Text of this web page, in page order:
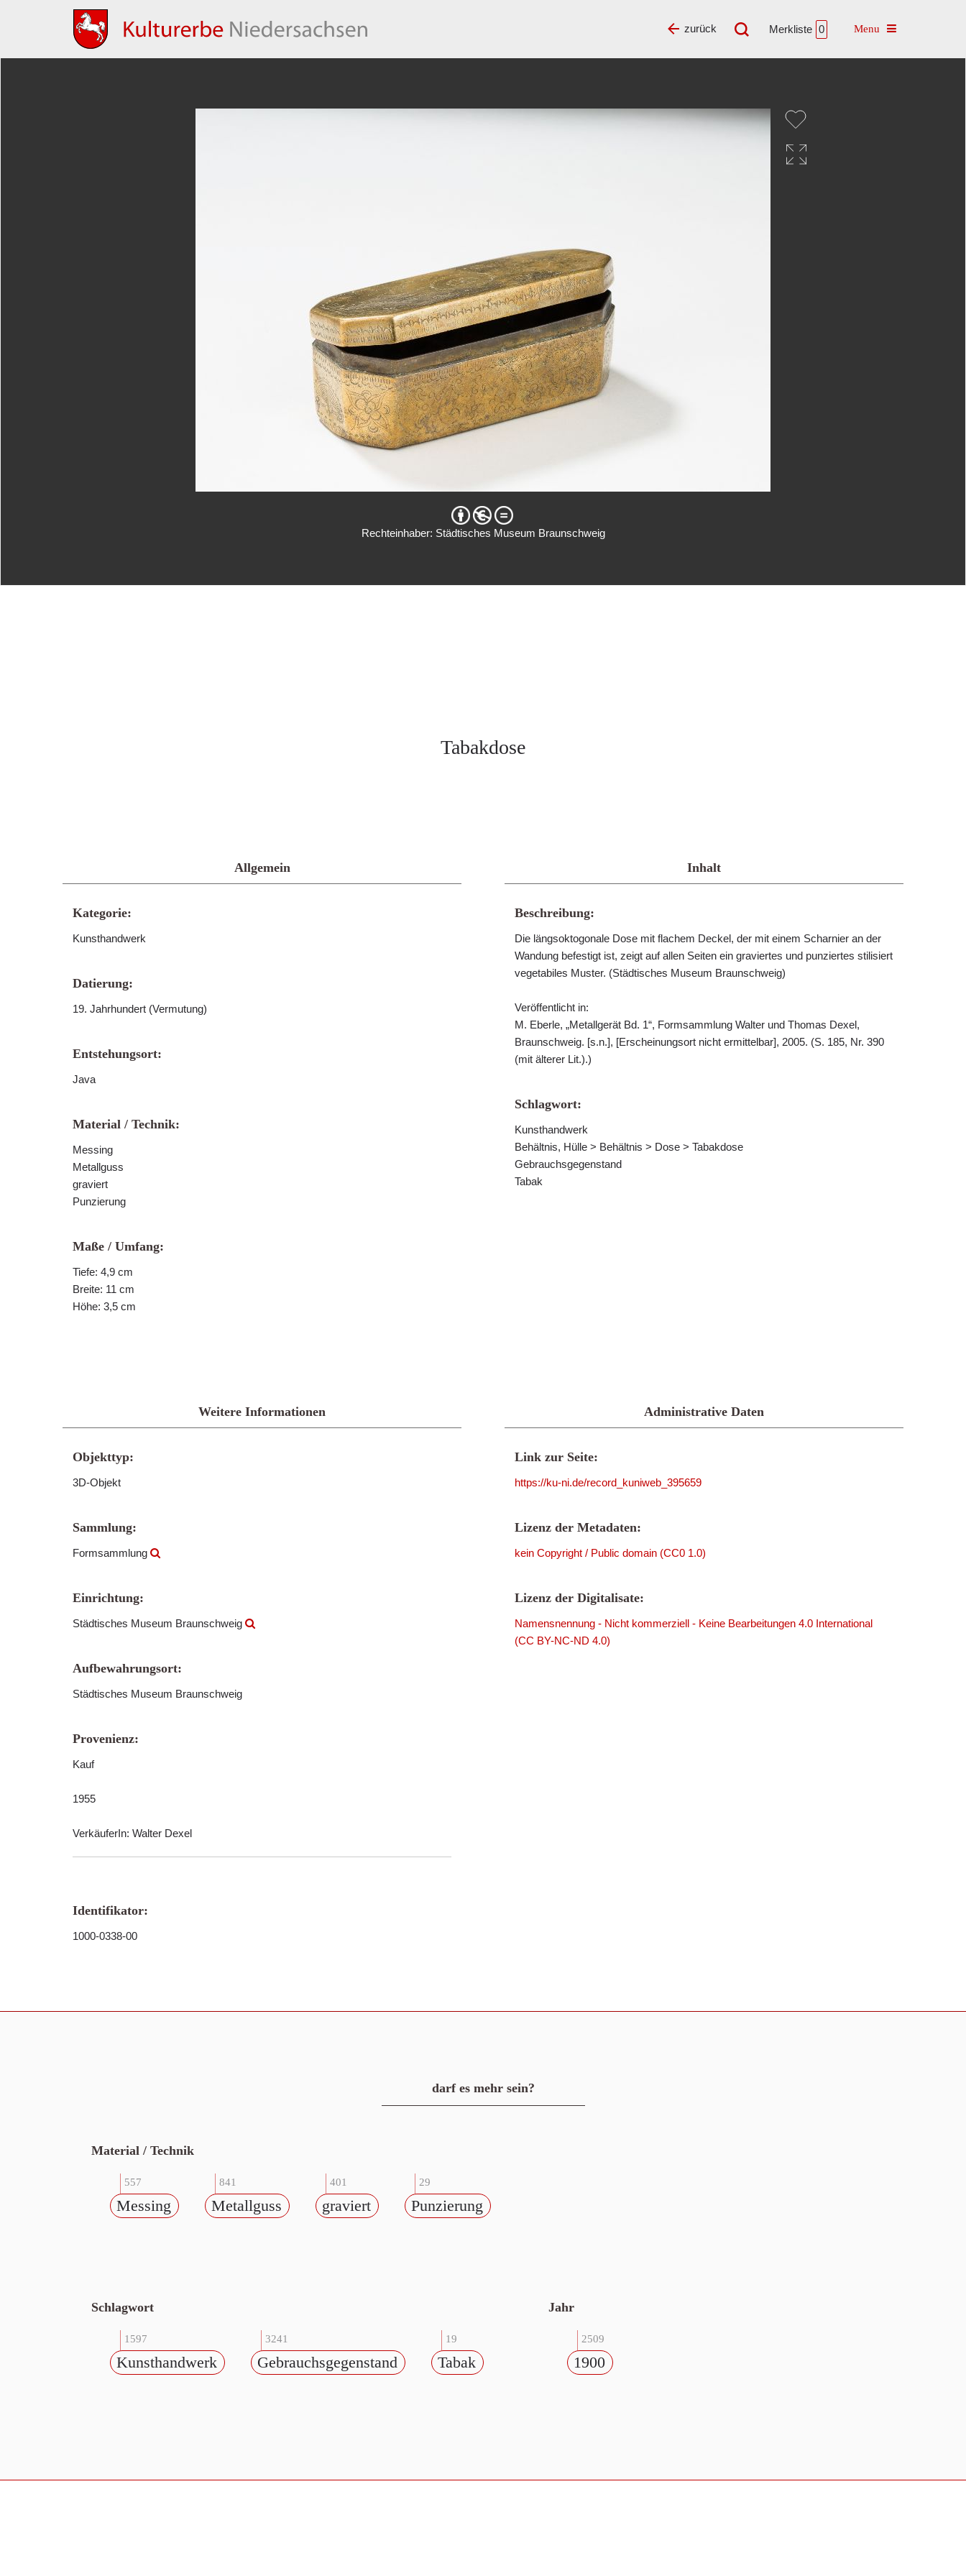
Merkliste 0 Toggle navigation
zurück
Rechteinhaber: Städtisches Museum Braunschweig
Tabakdose
Allgemein
Kategorie:
Kunsthandwerk
Datierung:
19. Jahrhundert (Vermutung)
Entstehungsort:
Java
Material / Technik:
Messing
Metallguss
graviert
Punzierung
Maße / Umfang:
Tiefe: 4,9 cm
Breite: 11 cm
Höhe: 3,5 cm
Inhalt
Beschreibung:
Die längsoktogonale Dose mit flachem Deckel, der mit einem Scharnier an der
Wandung befestigt ist, zeigt auf allen Seiten ein graviertes und punziertes stilisiert
vegetabiles Muster. (Städtisches Museum Braunschweig)
Veröffentlicht in:
M. Eberle, „Metallgerät Bd. 1“, Formsammlung Walter und Thomas Dexel,
Braunschweig. [s.n.], [Erscheinungsort nicht ermittelbar], 2005. (S. 185, Nr. 390
(mit älterer Lit.).)
Schlagwort:
Kunsthandwerk
Behältnis, Hülle > Behältnis > Dose > Tabakdose
Gebrauchsgegenstand
Tabak
Weitere Informationen
Objekttyp:
3D-Objekt
Sammlung:
Formsammlung
Einrichtung:
Städtisches Museum Braunschweig
Aufbewahrungsort:
Städtisches Museum Braunschweig
Provenienz:
Kauf
1955
VerkäuferIn: Walter Dexel
Identifikator:
1000-0338-00
Administrative Daten
Link zur Seite:
https://ku-ni.de/record_kuniweb_395659
Lizenz der Metadaten:
kein Copyright / Public domain (CC0 1.0)
Lizenz der Digitalisate:
Namensnennung - Nicht kommerziell - Keine Bearbeitungen 4.0 International
(CC BY-NC-ND 4.0)
darf es mehr sein?
Material / Technik
557
Messing
841
Metallguss
401
graviert
29
Punzierung
Schlagwort
1597
Kunsthandwerk
3241
Gebrauchsgegenstand
19
Tabak
Jahr
2509
1900